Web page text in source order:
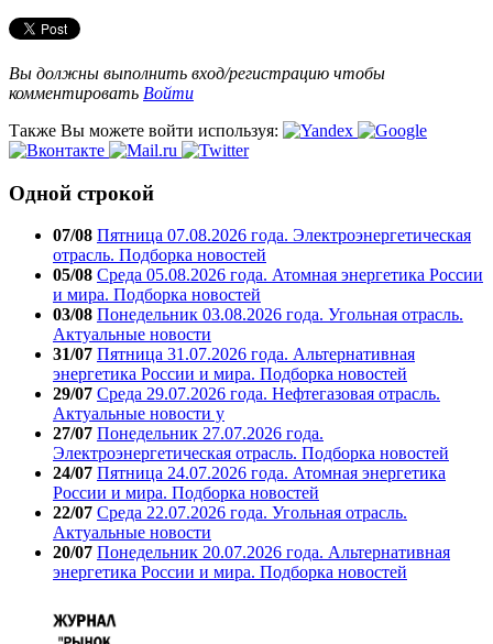
Вы должны выполнить вход/регистрацию чтобы
комментировать Войти
Также Вы можете войти используя:
Одной строкой
07/08 Пятница 07.08.2026 года. Электроэнергетическая
отрасль. Подборка новостей
05/08 Среда 05.08.2026 года. Атомная энергетика России
и мира. Подборка новостей
03/08 Понедельник 03.08.2026 года. Угольная отрасль.
Актуальные новости
31/07 Пятница 31.07.2026 года. Альтернативная
энергетика России и мира. Подборка новостей
29/07 Среда 29.07.2026 года. Нефтегазовая отрасль.
Актуальные новости у
27/07 Понедельник 27.07.2026 года.
Электроэнергетическая отрасль. Подборка новостей
24/07 Пятница 24.07.2026 года. Атомная энергетика
России и мира. Подборка новостей
22/07 Среда 22.07.2026 года. Угольная отрасль.
Актуальные новости
20/07 Понедельник 20.07.2026 года. Альтернативная
энергетика России и мира. Подборка новостей